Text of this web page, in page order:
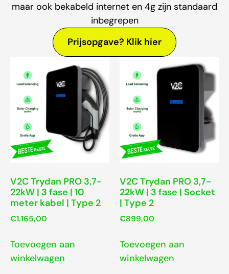
maar ook bekabeld internet en 4g zijn standaard
inbegrepen
Prijsopgave? Klik hier
V2C Trydan PRO 3,7-
22kW | 3 fase | 10
meter kabel | Type 2
€1.165,00
Toevoegen aan
winkelwagen
V2C Trydan PRO 3,7-
22kW | 3 fase | Socket
| Type 2
€899,00
Toevoegen aan
winkelwagen